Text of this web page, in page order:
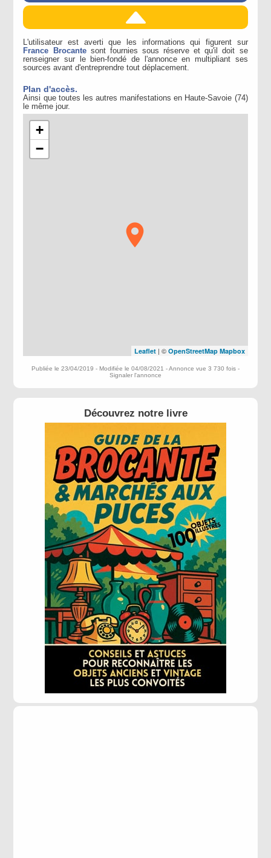
L'utilisateur est averti que les informations qui figurent sur
France Brocantesont fournies sous réserve et qu'il doit se
renseigner sur le bien-fondé de l'annonce en multipliant ses
sources avant d'entreprendre tout déplacement.
Plan d'accès.
Ainsi que toutes les autres manifestations en Haute-Savoie (74)
le même jour.
+
−
Leaflet| © OpenStreetMap Mapbox
Publiée le 23/04/2019 - Modifiée le 04/08/2021 - Annonce vue 3 730 fois -
Signaler l'annonce
Découvrez notre livre